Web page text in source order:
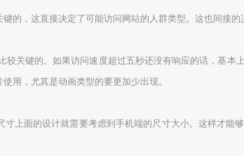
这直接决定了可能访问网站的人群类型。这也间接的
键的。如果访问速度超过五秒还没有响应的话，基本
用，尤其是动画类型的要更加少出现。
面的设计就需要考虑到手机端的尺寸大小。这样才能